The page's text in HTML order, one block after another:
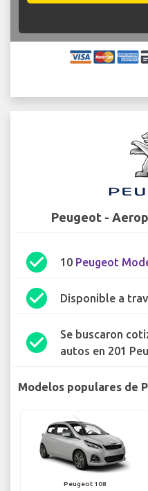
Peugeot -
check_circle 10 Peugeot
check_circle Disponible a
check_circle
Se buscaron
autos en 201
Modelos populares de
Peugeot 108